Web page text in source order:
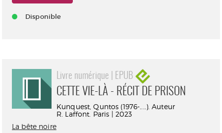
Disponible
Livre numérique | EPUB
CETTE VIE-LÀ - RÉCIT DE PRISON
Kunquest, Quntos (1976-....). Auteur
R. Laffont. Paris | 2023
La bête noire